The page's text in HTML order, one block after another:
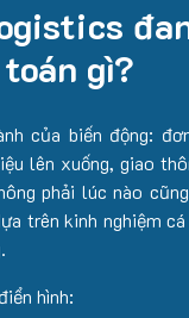
gì?
của biến động:
lên xuống, giao
phải lúc nào
trên kinh nghiệm
hình: